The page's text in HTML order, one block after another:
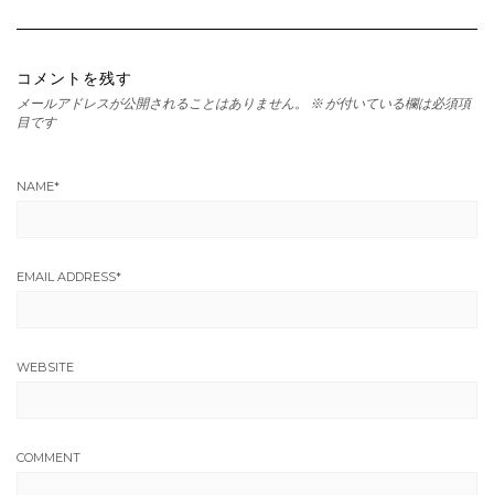
コメントを残す
メールアドレスが公開されることはありません。 ※ が付いている欄は必須項
目です
NAME*
EMAIL ADDRESS*
WEBSITE
COMMENT